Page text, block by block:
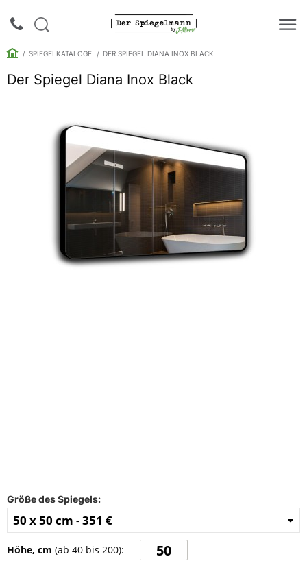
Rückruf
SPIEGELKATALOGE DER SPIEGEL DIANA INOX BLACK
Der Spiegel Diana Inox Black
Größe des Spiegels:
50 x 50 cm -351 €
Höhe, cm (ab 40 bis 200):